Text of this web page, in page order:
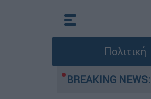
Πολιτική
BREAKING NEWS:
- Οι περιοχές σε red code